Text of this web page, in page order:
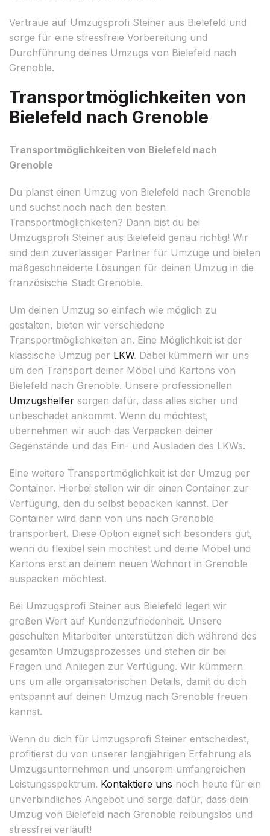
Vertraue auf Umzugsprofi Steiner aus Bielefeld und
sorge für eine stressfreie Vorbereitung und
Durchführung deines Umzugs von Bielefeld nach
Grenoble.
Transportmöglichkeiten von
Bielefeld nach Grenoble
Transportmöglichkeiten von Bielefeld nach
Grenoble
Du planst einen Umzug von Bielefeld nach Grenoble
und suchst noch nach den besten
Transportmöglichkeiten? Dann bist du bei
Umzugsprofi Steiner aus Bielefeld genau richtig! Wir
sind dein zuverlässiger Partner für Umzüge und bieten
maßgeschneiderte Lösungen für deinen Umzug in die
französische Stadt Grenoble.
Um deinen Umzug so einfach wie möglich zu
gestalten, bieten wir verschiedene
Transportmöglichkeiten an. Eine Möglichkeit ist der
klassische Umzug per LKW. Dabei kümmern wir uns
um den Transport deiner Möbel und Kartons von
Bielefeld nach Grenoble. Unsere professionellen
Umzugshelfer sorgen dafür, dass alles sicher und
unbeschadet ankommt. Wenn du möchtest,
übernehmen wir auch das Verpacken deiner
Gegenstände und das Ein- und Ausladen des LKWs.
Eine weitere Transportmöglichkeit ist der Umzug per
Container. Hierbei stellen wir dir einen Container zur
Verfügung, den du selbst bepacken kannst. Der
Container wird dann von uns nach Grenoble
transportiert. Diese Option eignet sich besonders gut,
wenn du flexibel sein möchtest und deine Möbel und
Kartons erst an deinem neuen Wohnort in Grenoble
auspacken möchtest.
Bei Umzugsprofi Steiner aus Bielefeld legen wir
großen Wert auf Kundenzufriedenheit. Unsere
geschulten Mitarbeiter unterstützen dich während des
gesamten Umzugsprozesses und stehen dir bei
Fragen und Anliegen zur Verfügung. Wir kümmern
uns um alle organisatorischen Details, damit du dich
entspannt auf deinen Umzug nach Grenoble freuen
kannst.
Wenn du dich für Umzugsprofi Steiner entscheidest,
profitierst du von unserer langjährigen Erfahrung als
Umzugsunternehmen und unserem umfangreichen
Leistungsspektrum. Kontaktiere uns noch heute für ein
unverbindliches Angebot und sorge dafür, dass dein
Umzug von Bielefeld nach Grenoble reibungslos und
stressfrei verläuft!